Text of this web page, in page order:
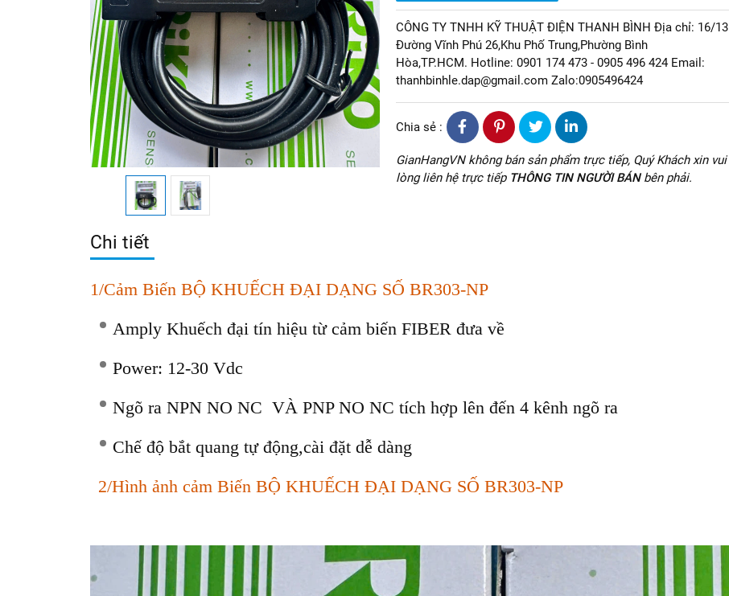
CÔNG TY TNHH KỸ THUẬT ĐIỆN THANH BÌNH Địa chỉ: 16/13
Đường Vĩnh Phú 26,Khu Phố Trung,Phường Bình
Hòa,TP.HCM. Hotline: 0901 174 473 - 0905 496 424 Email:
thanhbinhle.dap@gmail.com Zalo:0905496424
Chia sẻ :
GianHangVN không bán sản phẩm trực tiếp, Quý Khách xin vui
lòng liên hệ trực tiếp THÔNG TIN NGƯỜI BÁNbên phải.
Chi tiết
1/Cảm Biến BỘ KHUẾCH ĐẠI DẠNG SỐ BR303-NP
Amply Khuếch đại tín hiệu từ cảm biến FIBER đưa về
Power: 12-30 Vdc
Ngõ ra NPN NO NC VÀ PNP NO NC tích hợp lên đến 4 kênh ngõ ra
Chế độ bắt quang tự động,cài đặt dễ dàng
2/Hình ảnh cảm Biến BỘ KHUẾCH ĐẠI DẠNG SỐ BR303-NP